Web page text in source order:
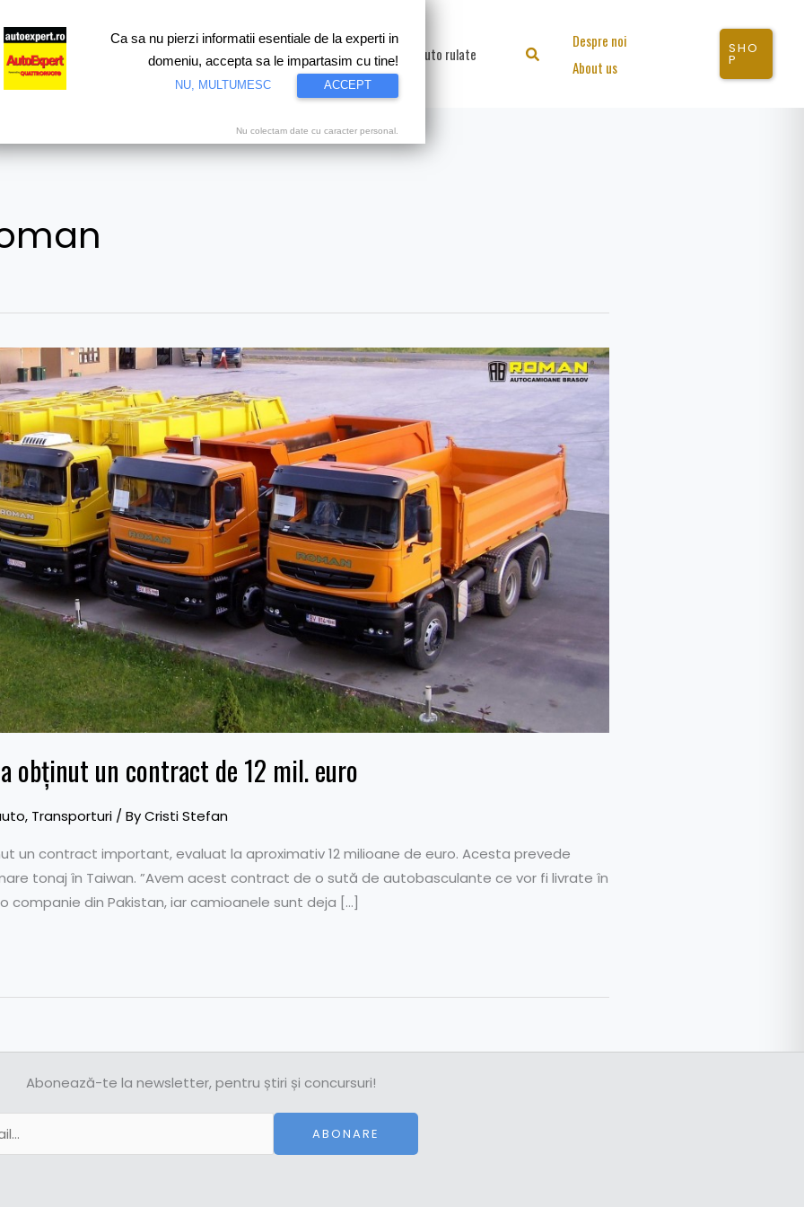
Test drive Motorsport Proiecte speciale Video Auto rulate Search
Despre noi
About us
SHO
P
obținut un contract de 12 mil. euro
, Transporturi / ByCristi Stefan
un contract important, evaluat la aproximativ 12 milioane de euro. Acesta prevede
tonaj în Taiwan. ”Avem acest contract de o sută de autobasculante ce vor fi livrate în
companie din Pakistan, iar camioanele sunt deja […]
Abonează-te la newsletter, pentru știri și concursuri!
ABONARE
Ca sa nu pierzi informatii esentiale de la experti in
domeniu, accepta sa le impartasim cu tine!
NU, MULTUMESC ACCEPT
Nu colectam date cu caracter personal.